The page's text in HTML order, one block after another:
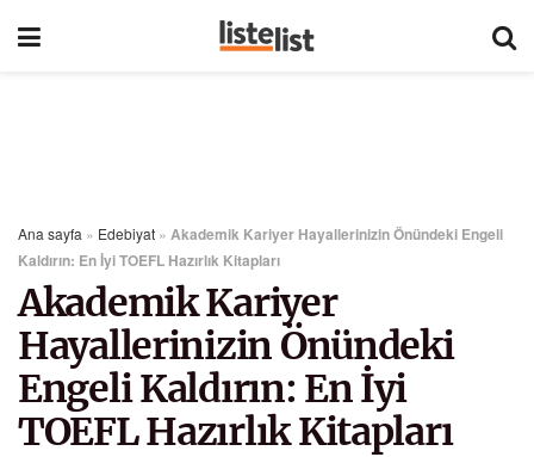
Ana sayfa » Edebiyat » Akademik Kariyer Hayallerinizin Önündeki Engeli
Kaldırın: En İyi TOEFL Hazırlık Kitapları
Akademik Kariyer
Hayallerinizin Önündeki
Engeli Kaldırın: En İyi
TOEFL Hazırlık Kitapları